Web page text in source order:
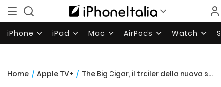
iPhone iPad Mac AirPods Watch
Home / Apple TV+ / The Big Cigar, il trailer della nuova serie Apple TV+